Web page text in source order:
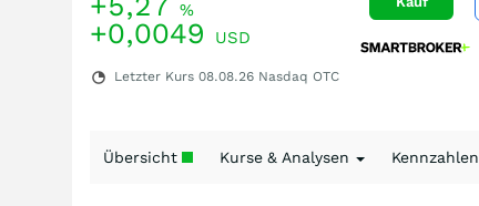
%
+0,0049 USD
Letzter Kurs 08.08.26 Nasdaq OTC
Übersicht Kurse & Analysen Kennzahlen